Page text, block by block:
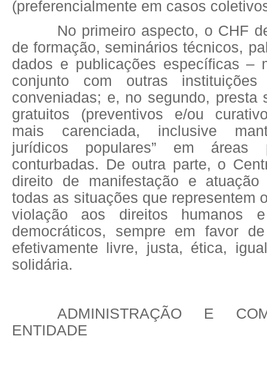
(preferencialmente em casos
No primeiro aspecto, o CHF
de formação, seminários técnicos,
dados e publicações específicas –
conjunto com outras instituições
conveniadas; e, no segundo, presta
gratuitos (preventivos e/ou
mais carenciada, inclusive
jurídicos populares” em áreas
conturbadas. De outra parte, o
direito de manifestação e atuação
todas as situações que representem
violação aos direitos humanos
democráticos, sempre em favor
efetivamente livre, justa, ética,
solidária.
ADMINISTRAÇÃO E
ENTIDADE